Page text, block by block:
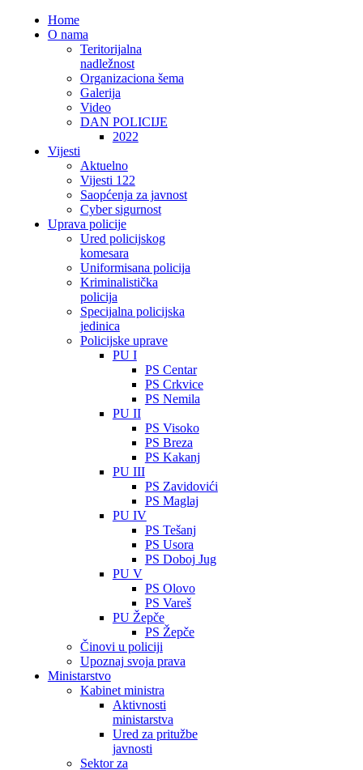
Home
O nama
Teritorijalna
nadležnost
Organizaciona šema
Galerija
Video
DAN POLICIJE
2022
Vijesti
Aktuelno
Vijesti 122
Saopćenja za javnost
Cyber sigurnost
Uprava policije
Ured policijskog
komesara
Uniformisana policija
Kriminalistička
policija
Specijalna policijska
jedinica
Policijske uprave
PU I
PS Centar
PS Crkvice
PS Nemila
PU II
PS Visoko
PS Breza
PS Kakanj
PU III
PS Zavidovići
PS Maglaj
PU IV
PS Tešanj
PS Usora
PS Doboj Jug
PU V
PS Olovo
PS Vareš
PU Žepče
PS Žepče
Činovi u policiji
Upoznaj svoja prava
Ministarstvo
Kabinet ministra
Aktivnosti
ministarstva
Ured za pritužbe
javnosti
Sektor za